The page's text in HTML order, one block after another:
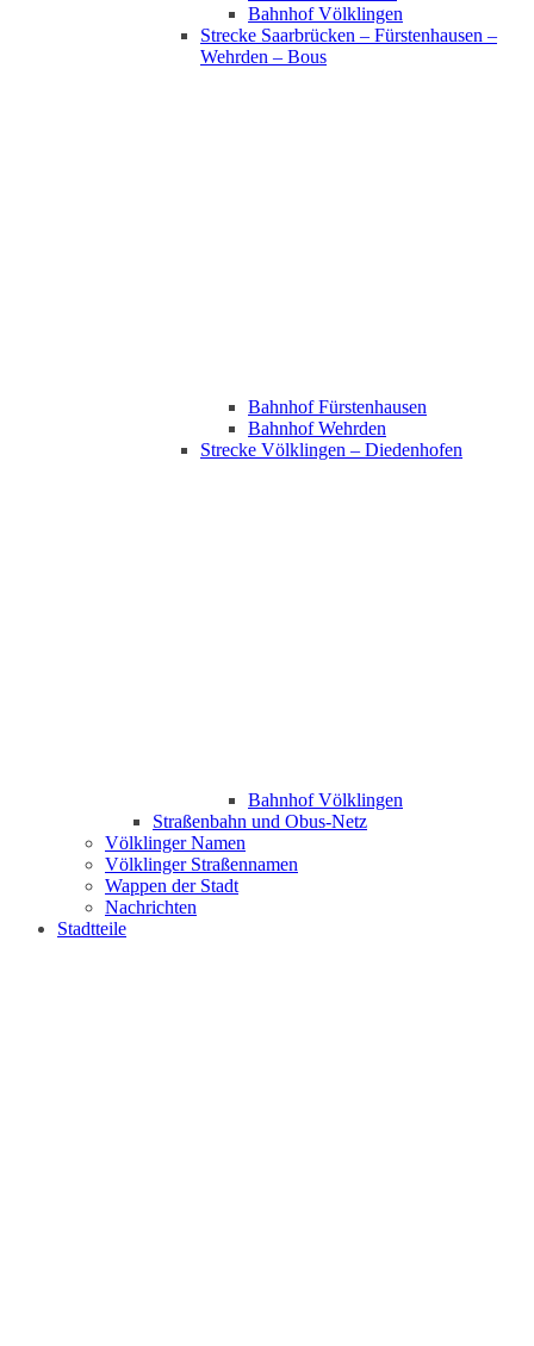
Bahnhof Völklingen
Strecke Saarbrücken – Fürstenhausen –
Wehrden – Bous
Bahnhof Fürstenhausen
Bahnhof Wehrden
Strecke Völklingen – Diedenhofen
Bahnhof Völklingen
Straßenbahn und Obus-Netz
Völklinger Namen
Völklinger Straßennamen
Wappen der Stadt
Nachrichten
Stadtteile